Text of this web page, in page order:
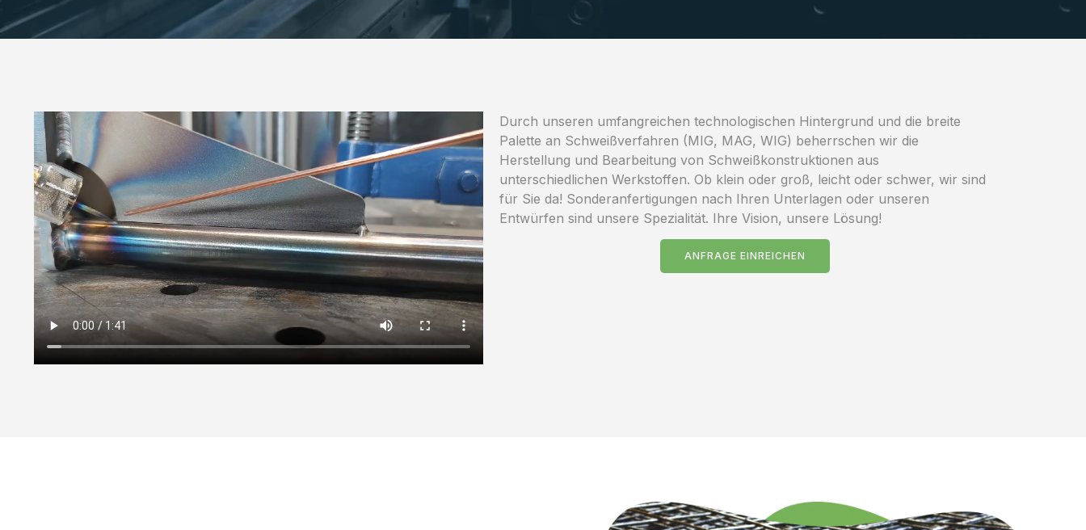
Durch unseren umfangreichen technologischen Hintergrund und die breite
Palette an Schweißverfahren (MIG, MAG, WIG) beherrschen wir die
Herstellung und Bearbeitung von Schweißkonstruktionen aus
unterschiedlichen Werkstoffen. Ob klein oder groß, leicht oder schwer, wir sind
für Sie da! Sonderanfertigungen nach Ihren Unterlagen oder unseren
Entwürfen sind unsere Spezialität. Ihre Vision, unsere Lösung!
ANFRAGE EINREICHEN